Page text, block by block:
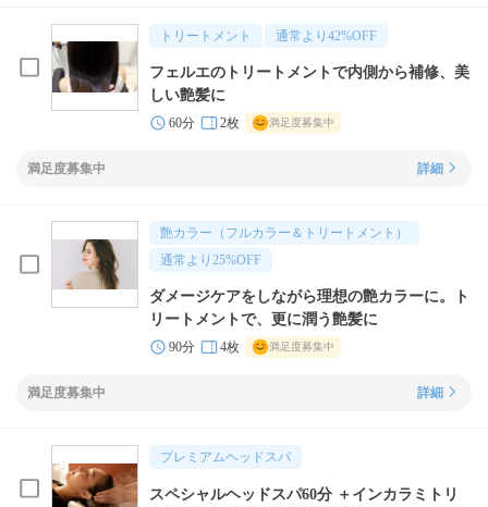
トリートメント 通常より 42%OFF
フェルエのトリートメントで内側から補修、美
しい艶髪に
60分 2枚 満足度募集中
満足度募集中 詳細
艶カラー（フルカラー＆トリートメント）
通常より 25%OFF
ダメージケアをしながら理想の艶カラーに。ト
リートメントで、更に潤う艶髪に
90分 4枚 満足度募集中
満足度募集中 詳細
プレミアムヘッドスパ
スペシャルヘッドスパ60分 ＋インカラミトリ